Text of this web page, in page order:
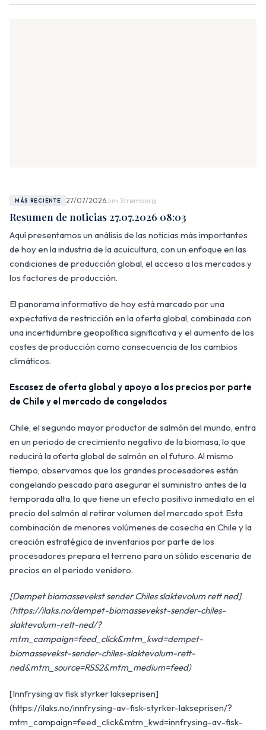
MÁS RECIENTE 27/07/2026Jim Strømberg
Resumen de noticias 27.07.2026 08:03
Aquí presentamos un análisis de las noticias más importantes
de hoy en la industria de la acuicultura, con un enfoque en las
condiciones de producción global, el acceso a los mercados y
los factores de producción.
El panorama informativo de hoy está marcado por una
expectativa de restricción en la oferta global, combinada con
una incertidumbre geopolítica significativa y el aumento de los
costes de producción como consecuencia de los cambios
climáticos.
Escasez de oferta global y apoyo a los precios por parte
de Chile y el mercado de congelados
Chile, el segundo mayor productor de salmón del mundo, entra
en un periodo de crecimiento negativo de la biomasa, lo que
reducirá la oferta global de salmón en el futuro. Al mismo
tiempo, observamos que los grandes procesadores están
congelando pescado para asegurar el suministro antes de la
temporada alta, lo que tiene un efecto positivo inmediato en el
precio del salmón al retirar volumen del mercado spot. Esta
combinación de menores volúmenes de cosecha en Chile y la
creación estratégica de inventarios por parte de los
procesadores prepara el terreno para un sólido escenario de
precios en el periodo venidero.
[Dempet biomassevekst sender Chiles slaktevolum rett ned]
(https://ilaks.no/dempet-biomassevekst-sender-chiles-
slaktevolum-rett-ned/?
mtm_campaign=feed_click&mtm_kwd=dempet-
biomassevekst-sender-chiles-slaktevolum-rett-
ned&mtm_source=RSS2&mtm_medium=feed)
[Innfrysing av fisk styrker lakseprisen]
(https://ilaks.no/innfrysing-av-fisk-styrker-lakseprisen/?
mtm_campaign=feed_click&mtm_kwd=innfrysing-av-fisk-